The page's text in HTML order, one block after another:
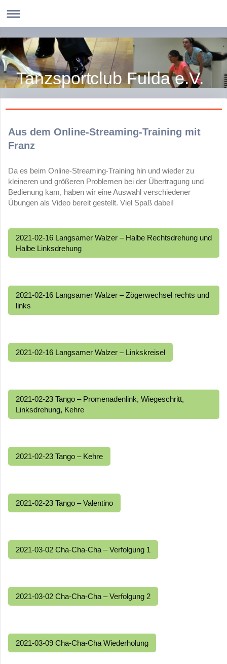
Tanzsportclub Fulda e.V.
Aus dem Online-Streaming-Training mit
Franz
Da es beim Online-Streaming-Training hin und wieder zu
kleineren und größeren Problemen bei der Übertragung und
Bedienung kam, haben wir eine Auswahl verschiedener
Übungen als Video bereit gestellt. Viel Spaß dabei!
2021-02-16 Langsamer Walzer – Halbe Rechtsdrehung und
Halbe Linksdrehung
2021-02-16 Langsamer Walzer – Zögerwechsel rechts und
links
2021-02-16 Langsamer Walzer – Linkskreisel
2021-02-23 Tango – Promenadenlink, Wiegeschritt,
Linksdrehung, Kehre
2021-02-23 Tango – Kehre
2021-02-23 Tango – Valentino
2021-03-02 Cha-Cha-Cha – Verfolgung 1
2021-03-02 Cha-Cha-Cha – Verfolgung 2
2021-03-09 Cha-Cha-Cha Wiederholung